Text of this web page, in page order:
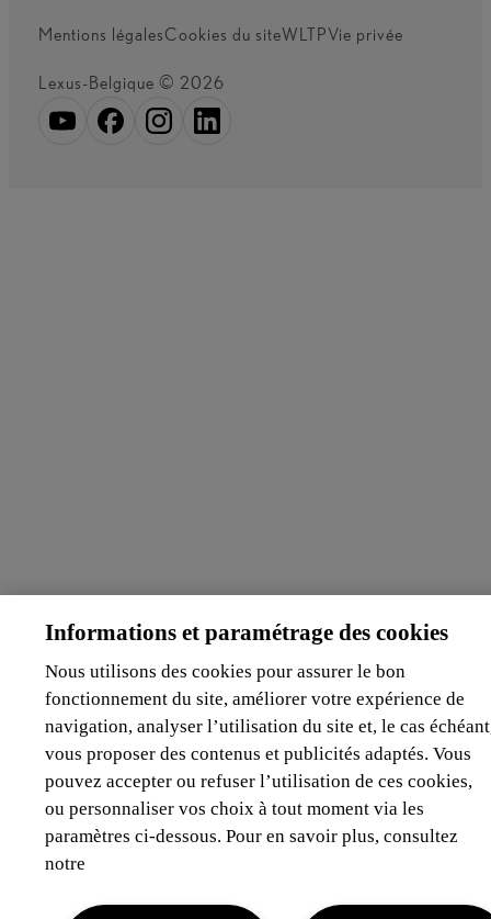
Mentions légalesCookies du siteWLTPVie privée
Lexus-Belgique © 2026
Informations et paramétrage des cookies
Nous utilisons des cookies pour assurer le bon
fonctionnement du site, améliorer votre expérience de
navigation, analyser l’utilisation du site et, le cas
vous proposer des contenus et publicités adaptés. Vous
pouvez accepter ou refuser l’utilisation de ces cookies,
ou personnaliser vos choix à tout moment via les
paramètres ci-dessous. Pour en savoir plus, consultez
notre